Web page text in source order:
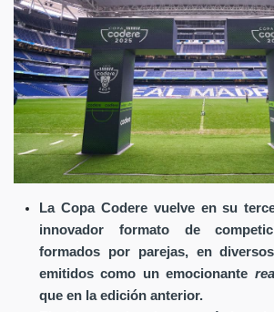
La Copa Codere vuelve en su
innovador formato de
formados por parejas, en
emitidos como un emocionante
que en la edición anterior.